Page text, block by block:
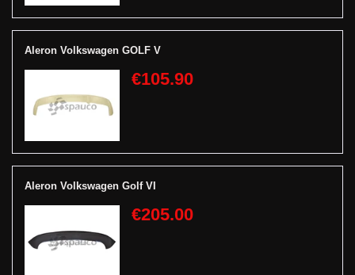
Aleron Volkswagen GOLF V
€105.90
Aleron Volkswagen Golf VI
€205.00